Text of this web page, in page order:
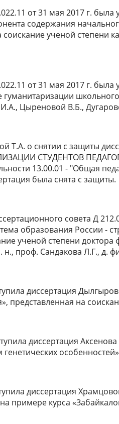
от 31 мая 2017 г.
содержания
ученой степени
от 31 мая 2017 г.
И.А., Цыреновой В.Б.,
Т.А. о снятии с
СТУДЕНТОВ
13.00.01 - "Общая
была снята с защиты.
совета Д
образования России -
ученой степени
н., проф. Сандакова Л.Г.,
диссертация
представленная на
диссертация
диссертация
примере курса